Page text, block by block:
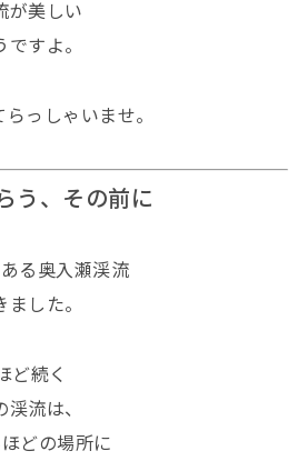
が美しい
すよ。
っしゃいませ。
う、その前に
る奥入瀬渓流
した。
ど続く
流は、
どの場所に